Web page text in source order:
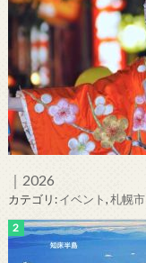
｜2026
カテゴリ:イベント,札幌市